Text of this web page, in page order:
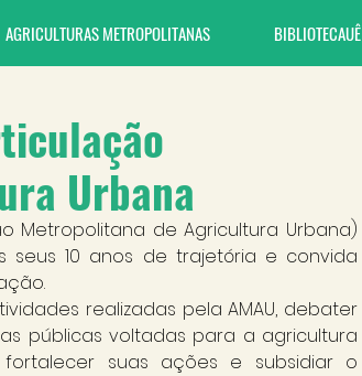
AGRICULTURAS METROPOLITANAS BIBLIOTECAUÊ
Urbana
Metropolitana de Agricultura Urbana)
10 anos de trajetória e convida
realizadas pela AMAU, debater
públicas voltadas para a agricultura
suas ações e subsidiar o